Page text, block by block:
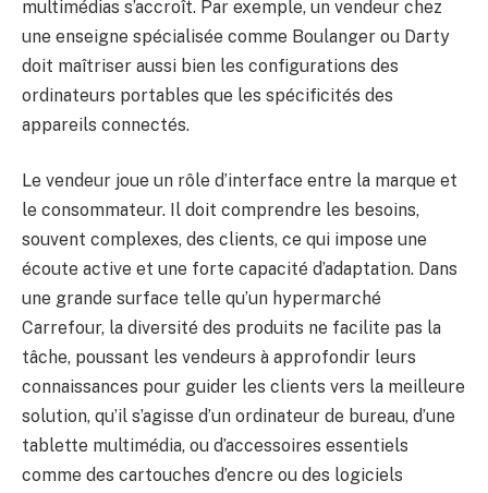
multimédias s’accroît. Par exemple, un vendeur chez
une enseigne spécialisée comme Boulanger ou Darty
doit maîtriser aussi bien les configurations des
ordinateurs portables que les spécificités des
appareils connectés.
Le vendeur joue un rôle d’interface entre la marque et
le consommateur. Il doit comprendre les besoins,
souvent complexes, des clients, ce qui impose une
écoute active et une forte capacité d’adaptation. Dans
une grande surface telle qu’un hypermarché
Carrefour, la diversité des produits ne facilite pas la
tâche, poussant les vendeurs à approfondir leurs
connaissances pour guider les clients vers la meilleure
solution, qu’il s’agisse d’un ordinateur de bureau, d’une
tablette multimédia, ou d’accessoires essentiels
comme des cartouches d’encre ou des logiciels